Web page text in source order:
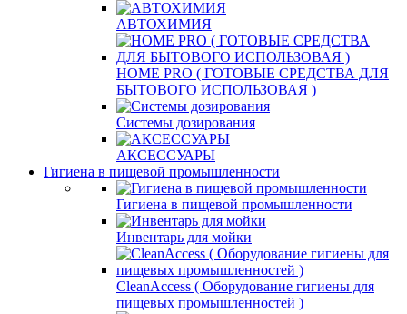
АВТОХИМИЯ
HOME PRO ( ГОТОВЫЕ СРЕДСТВА ДЛЯ
БЫТОВОГО ИСПОЛЬЗОВАЯ )
Системы дозирования
АКСЕССУАРЫ
Гигиена в пищевой промышленности
Гигиена в пищевой промышленности
Инвентарь для мойки
СleanAccess ( Оборудование гигиены для
пищевых промышленностей )